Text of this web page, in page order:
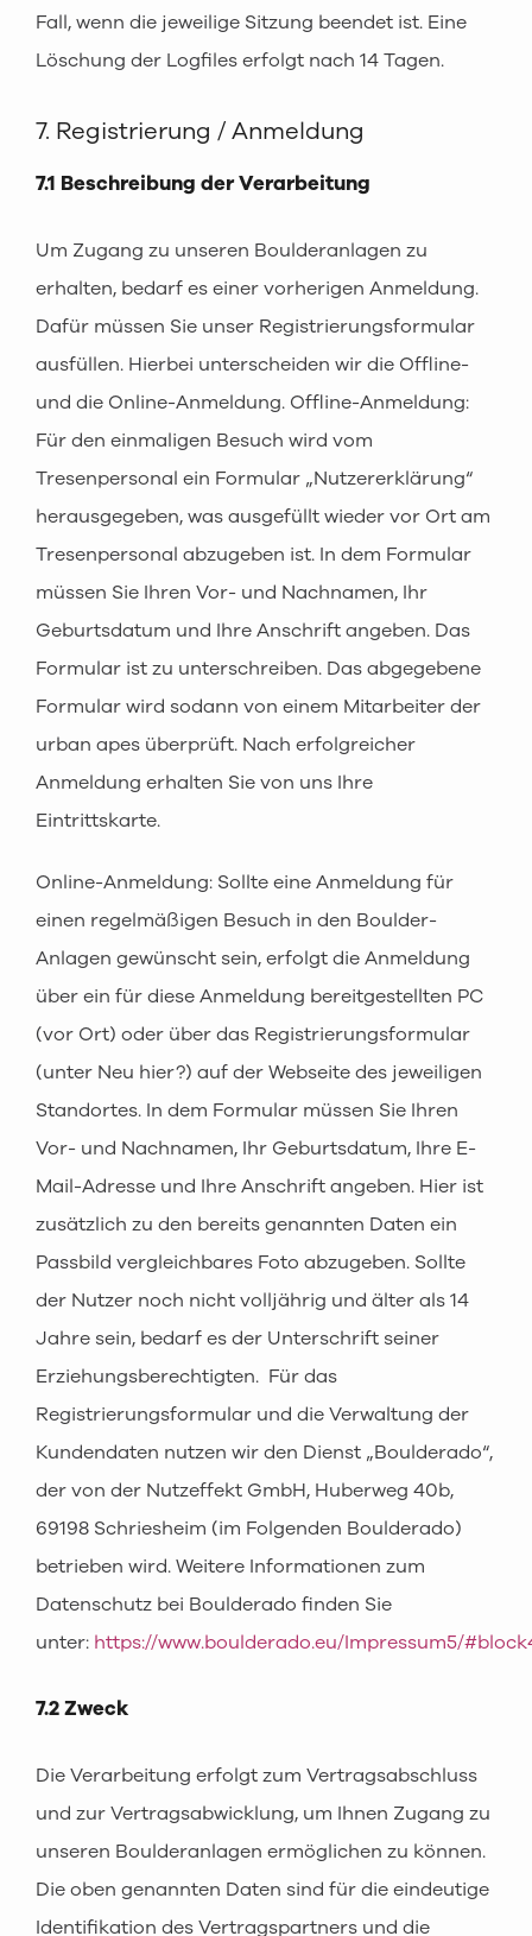
Fall, wenn die jeweilige Sitzung beendet ist. Eine
Löschung der Logfiles erfolgt nach 14 Tagen.
7. Registrierung / Anmeldung
7.1 Beschreibung der Verarbeitung
Um Zugang zu unseren Boulderanlagen zu
erhalten, bedarf es einer vorherigen Anmeldung.
Dafür müssen Sie unser Registrierungsformular
ausfüllen. Hierbei unterscheiden wir die Offline-
und die Online-Anmeldung. Offline-Anmeldung:
Für den einmaligen Besuch wird vom
Tresenpersonal ein Formular „Nutzererklärung“
herausgegeben, was ausgefüllt wieder vor Ort am
Tresenpersonal abzugeben ist. In dem Formular
müssen Sie Ihren Vor- und Nachnamen, Ihr
Geburtsdatum und Ihre Anschrift angeben. Das
Formular ist zu unterschreiben. Das abgegebene
Formular wird sodann von einem Mitarbeiter der
urban apes überprüft. Nach erfolgreicher
Anmeldung erhalten Sie von uns Ihre
Eintrittskarte.
Online-Anmeldung: Sollte eine Anmeldung für
einen regelmäßigen Besuch in den Boulder-
Anlagen gewünscht sein, erfolgt die Anmeldung
über ein für diese Anmeldung bereitgestellten PC
(vor Ort) oder über das Registrierungsformular
(unter Neu hier?) auf der Webseite des jeweiligen
Standortes. In dem Formular müssen Sie Ihren
Vor- und Nachnamen, Ihr Geburtsdatum, Ihre E-
Mail-Adresse und Ihre Anschrift angeben. Hier ist
zusätzlich zu den bereits genannten Daten ein
Passbild vergleichbares Foto abzugeben. Sollte
der Nutzer noch nicht volljährig und älter als 14
Jahre sein, bedarf es der Unterschrift seiner
Erziehungsberechtigten. Für das
Registrierungsformular und die Verwaltung der
Kundendaten nutzen wir den Dienst „Boulderado“,
der von der Nutzeffekt GmbH, Huberweg 40b,
69198 Schriesheim (im Folgenden Boulderado)
betrieben wird. Weitere Informationen zum
Datenschutz bei Boulderado finden Sie
unter: https://www.boulderado.eu/Impressum5/
7.2 Zweck
Die Verarbeitung erfolgt zum Vertragsabschluss
und zur Vertragsabwicklung, um Ihnen Zugang zu
unseren Boulderanlagen ermöglichen zu können.
Die oben genannten Daten sind für die eindeutige
Identifikation des Vertragspartners und die